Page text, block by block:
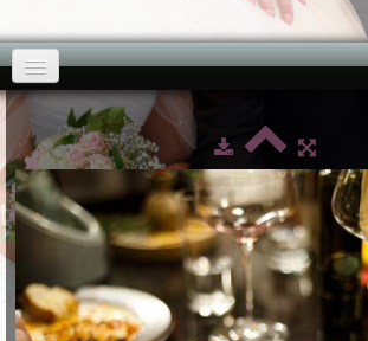
Home
Über Mich
Galerien▼
Links